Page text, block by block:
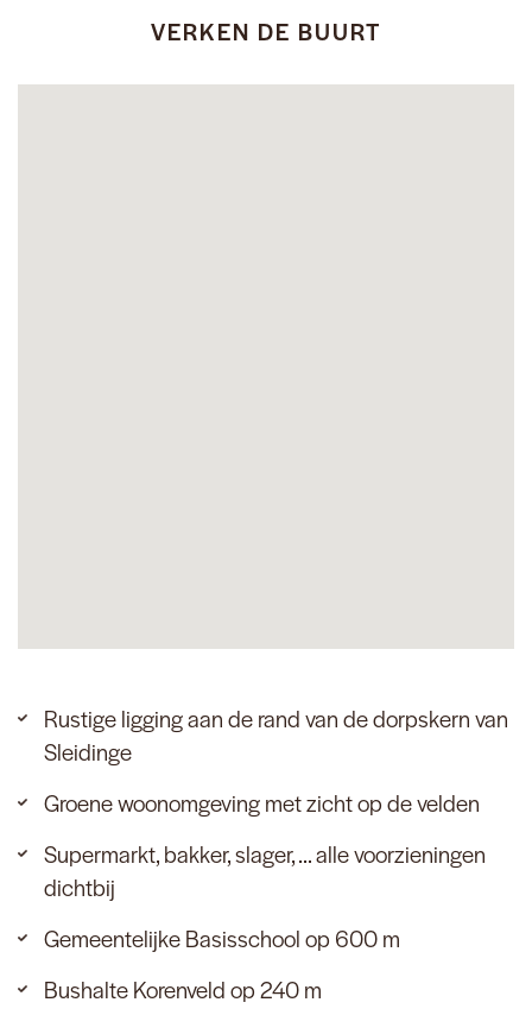
VERKEN DE BUURT
Rustige ligging aan de rand van de dorpskern van
Sleidinge
Groene woonomgeving met zicht op de velden
Supermarkt, bakker, slager, ... alle voorzieningen
dichtbij
Gemeentelijke Basisschool op 600 m
Bushalte Korenveld op 240 m